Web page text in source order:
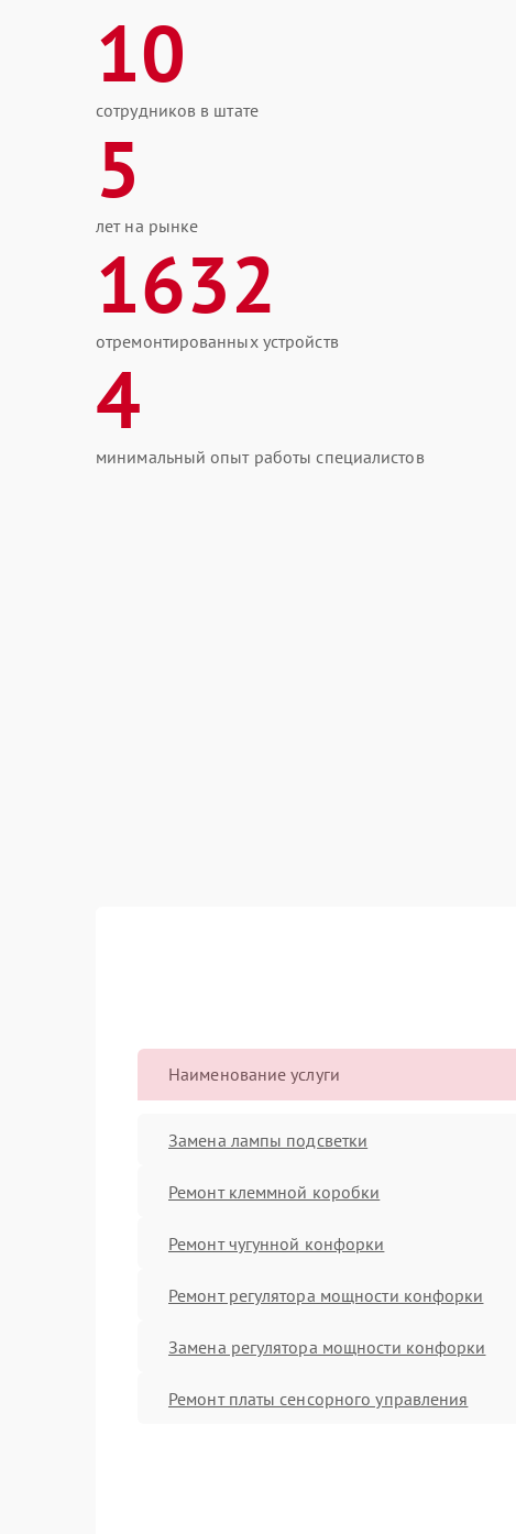
10
сотрудников в штате
5
лет на рынке
1632
отремонтированных устройств
4
минимальный опыт работы специалистов
Наименование услуги
Замена лампы подсветки
Ремонт клеммной коробки
Ремонт чугунной конфорки
Ремонт регулятора мощности конфорки
Замена регулятора мощности конфорки
Ремонт платы сенсорного управления